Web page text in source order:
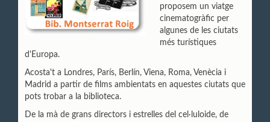
proposem un viatge
cinematogràfic per
algunes de les ciutats
més turístiques
d'Europa.
Acosta't a Londres, París, Berlín, Viena, Roma, Venècia i
Madrid a partir de films ambientats en aquestes ciutats que
pots trobar a la biblioteca.
De la mà de grans directors i estrelles del cel·luloide, de